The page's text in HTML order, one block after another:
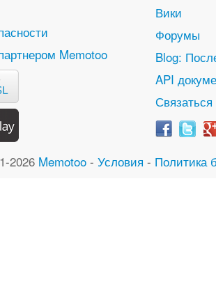
Memotoo
Вики
Форумы
Blog:
API
2026 Memotoo - Условия - Политика